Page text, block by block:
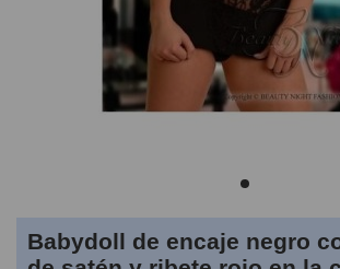
Babydoll de encaje negro